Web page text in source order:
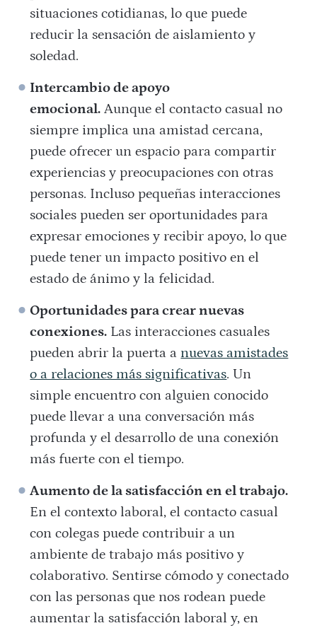
situaciones cotidianas, lo que puede
reducir la sensación de aislamiento y
soledad.
Intercambio de apoyo
emocional. Aunque el contacto casual no
siempre implica una amistad cercana,
puede ofrecer un espacio para compartir
experiencias y preocupaciones con otras
personas. Incluso pequeñas interacciones
sociales pueden ser oportunidades para
expresar emociones y recibir apoyo, lo que
puede tener un impacto positivo en el
estado de ánimo y la felicidad.
Oportunidades para crear nuevas
conexiones. Las interacciones casuales
pueden abrir la puerta a nuevas amistades
o a relaciones más significativas. Un
simple encuentro con alguien conocido
puede llevar a una conversación más
profunda y el desarrollo de una conexión
más fuerte con el tiempo.
Aumento de la satisfacción en el trabajo.
En el contexto laboral, el contacto casual
con colegas puede contribuir a un
ambiente de trabajo más positivo y
colaborativo. Sentirse cómodo y conectado
con las personas que nos rodean puede
aumentar la satisfacción laboral y, en